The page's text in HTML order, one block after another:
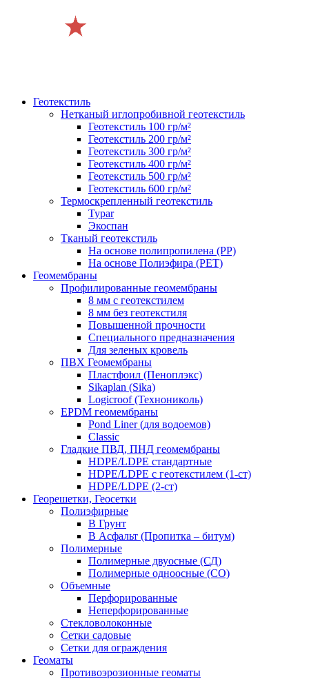
Геотекстиль
Нетканый иглопробивной геотекстиль
Геотекстиль 100 гр/м²
Геотекстиль 200 гр/м²
Геотекстиль 300 гр/м²
Геотекстиль 400 гр/м²
Геотекстиль 500 гр/м²
Геотекстиль 600 гр/м²
Термоскрепленный геотекстиль
Typar
Экоспан
Тканый геотекстиль
На основе полипропилена (PP)
На основе Полиэфира (PET)
Геомембраны
Профилированные геомембраны
8 мм с геотекстилем
8 мм без геотекстиля
Повышенной прочности
Специального предназначения
Для зеленых кровель
ПВХ Геомембраны
Пластфоил (Пеноплэкс)
Sikaplan (Sika)
Logicroof (Технониколь)
EPDM геомембраны
Pond Liner (для водоемов)
Classic
Гладкие ПВД, ПНД геомембраны
HDPE/LDPE стандартные
HDPE/LDPE с геотекстилем (1-ст)
HDPE/LDPE (2-ст)
Георешетки, Геосетки
Полиэфирные
В Грунт
В Асфальт (Пропитка – битум)
Полимерные
Полимерные двуосные (СД)
Полимерные одноосные (СО)
Объемные
Перфорированные
Неперфорированные
Стекловолоконные
Сетки садовые
Сетки для ограждения
Геоматы
Противоэрозионные геоматы